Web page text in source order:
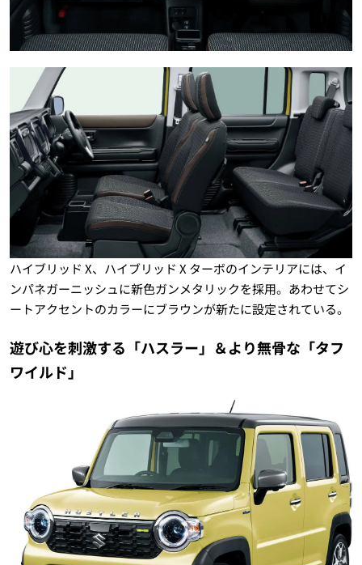
ハイブリッド X、ハイブリッド X ターボのインテリアには、イ
ンパネガーニッシュに新色ガンメタリックを採用。あわせてシ
ートアクセントのカラーにブラウンが新たに設定されている。
遊び心を刺激する「ハスラー」＆より無骨な「タフ
ワイルド」